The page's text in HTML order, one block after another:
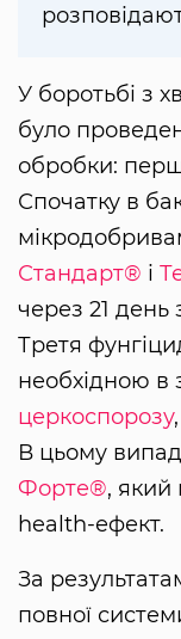
У боротьбі з
було
обробки:
Спочатку в
Стандарт® і
через 21 день
Третя
необхідною в
церкоспорозу,
В цьому
Форте®, який
health-ефект.
За
повної